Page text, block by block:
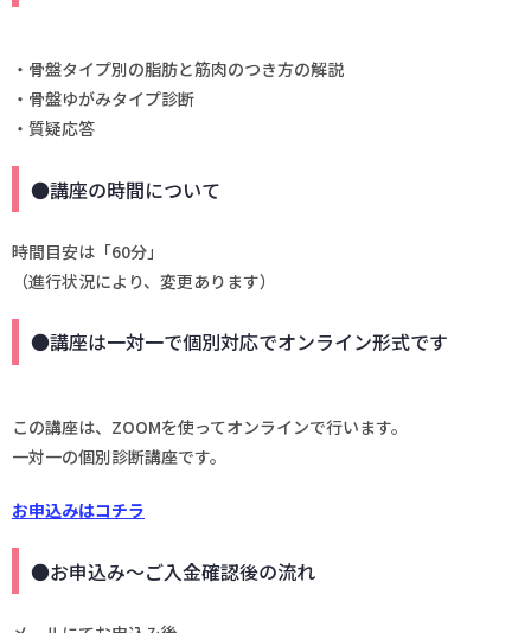
・骨盤タイプ別の脂肪と筋肉のつき方の解説
・骨盤ゆがみタイプ診断
・質疑応答
●講座の時間について
時間目安は「60分」
（進行状況により、変更あります）
●講座は一対一で個別対応でオンライン形式です
この講座は、ZOOMを使ってオンラインで行います。
一対一の個別診断講座です。
お申込みはコチラ
●お申込み～ご入金確認後の流れ